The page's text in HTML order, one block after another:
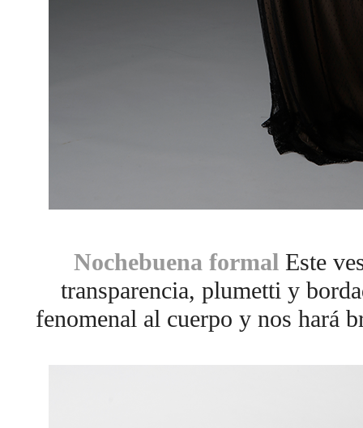
Nochebuena formal Este
transparencia, plumetti y
fenomenal al cuerpo y nos hará